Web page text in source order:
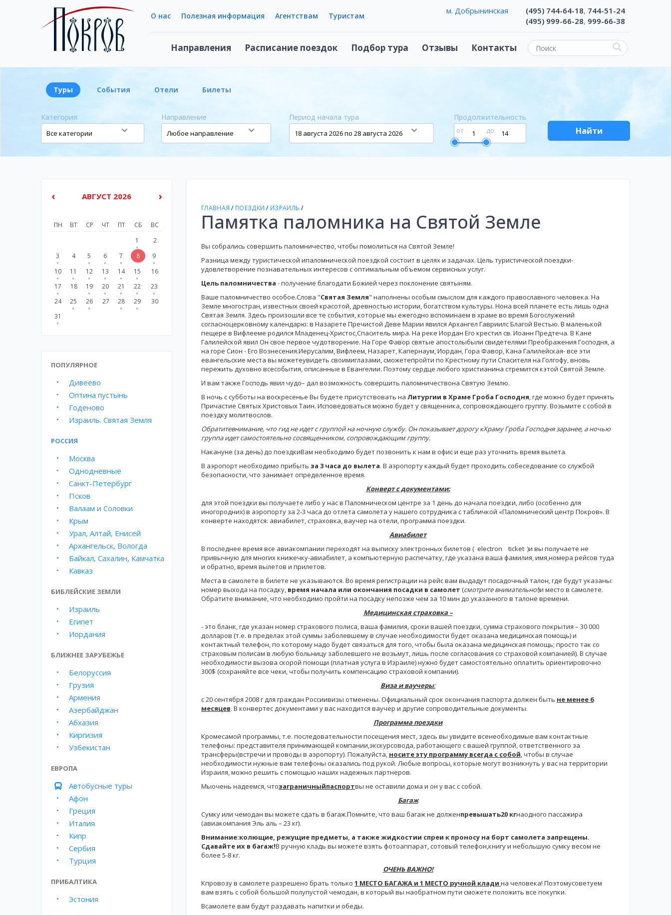
О нас Полезная информация Агентствам Туристам
Направления Расписание поездок Подбор тура Отзывы Контакты
м. Добрынинская (495) 744-64-18, 744-51-24
(495) 999-66-28, 999-66-38
Туры События Отели Билеты
Категория Направление Период начала тура Продолжительность
от до Найти
ГЛАВНАЯ / ПОЕЗДКИ / ИЗРАИЛЬ /
Памятка паломника на Святой Земле
Вы собрались совершить паломничество, чтобы помолиться на Святой Земле!
Разница между туристической ипаломнической поездкой состоит в целях и задачах. Цель туристической поездки-
удовлетворение познавательных интересов с оптимальным объемом сервисных услуг.
Цель паломничества - получение благодати Божией через поклонение святыням.
Ваше паломничество особое.Слова "Святая Земля" наполнены особым смыслом для каждого православного человека. На
Земле многостран, известных своей красотой, древностью истории, богатством культуры. Нона всей планете есть лишь одна
Святая Земля. Здесь произошли все те события, которые мы ежегодно вспоминаем в храме во время Богослужений
согласноцерковному календарю: в Назарете Пречистой Деве Марии явился Архангел Гавриилс Благой Вестью. В маленькой
пещере в Вифлееме родился Младенец-Христос,Спаситель мира. На реке Иордан Его крестил св. Иоанн Предтеча. В Кане
Галилейской явил Он свое первое чудотворение. На Горе Фавор святые апостолыбыли свидетелями Преображения Господня, а
на горе Сион - Его Вознесения.Иерусалим, Вифлеем, Назарет, Капернаум, Иордан, Гора Фавор, Кана Галилейская- все эти
евангельские места вы можетеувидеть своимиглазами, сможетепройти по Крестному пути Спасителя на Голгофу, вновь
пережить духовно всесобытия, описанные в Евангелии. Поэтому сердце любого христианина стремится кэтой Святой Земле.
И вам также Господь явил чудо– дал возможность совершить паломничествона Святую Землю.
В ночь с субботы на воскресенье Вы будете присутствовать на Литургии в Храме Гроба Господня, где можно будет принять
Причастие Святых Христовых Таин. Исповедоваться можно будет у священника, сопровождающего группу. Возьмите с собой в
поездку молитвослов.
Обратитевнимание, что гид не идет с группой на ночную службу. Он показывает дорогу кХраму Гроба Господня заранее, а ночью
группа идет самостоятельно сосвященником, сопровождающим группу.
Накануне (за день) до поездкиВам необходимо будет позвонить к нам в офис и еще раз уточнить время вылета.
В аэропорт необходимо прибыть за 3 часа до вылета. В аэропорту каждый будет проходить собеседование со службой
безопасности, что занимает определенное время.
Конверт с документами:
для этой поездки вы получаете либо у нас в Паломническом центре за 1 день до начала поездки, либо (особенно для
иногородних) в аэропорту за 2-3 часа до отлета самолета у нашего сотрудника с табличкой «Паломнический центр Покров». В
конверте находятся: авиабилет, страховка, ваучер на отели, программа поездки.
Авиабилет
В последнее время все авиакомпании переходят на выписку электронных билетов ( electron ticket )и вы получаете не
привычную для многих книжечку-авиабилет, а компьютерную распечатку, где указана ваша фамилия, имя,номера рейсов туда
и обратно, время вылетов и прилетов.
Места в самолете в билете не указываются. Во время регистрации на рейс вам выдадут посадочный талон, где будут указаны:
номер выхода на посадку, время начала или окончания посадки в самолет (смотрите внимательно!)и место в самолете.
Обратите внимание, что необходимо пройти на посадку непозже чем за 10 мин до указанного в талоне времени.
Медицинская страховка –
- это бланк, где указан номер страхового полиса, ваша фамилия, сроки вашей поездки, сумма страхового покрытия – 30 000
долларов (т.е. в пределах этой суммы заболевшему в случае необходимости будет оказана медицинская помощь) и
контактный телефон, по которому надо будет связаться для того, чтобы была оказана медицинская помощь; просто так со
страховым полисам в любую больницу заболевшего не возьмут, лишь после согласования со страховой компанией). В случае
необходимости вызова скорой помощи (платная услуга в Израиле) нужно будет самостоятельно оплатить ориентировочно
300$ (сохраняйте все чеки, чтобы получить компенсацию страховой компании).
Виза и ваучеры:
с 20 сентября 2008 г для граждан Россиивизы отменены. Официальный срок окончания паспорта должен быть не менее 6
месяцев. В конвертес документами у вас находится ваучер и другие сопроводительные документы.
Программа поездки
Кромесамой программы, т.е. последовательности посещения мест, здесь вы увидите всенеобходимые вам контактные
телефоны: представителя принимающей компании,экскурсовода, работающего с вашей группой, ответственного за
трансферы(встречи и проводы в аэропорту). Пожалуйста, носите эту программу всегда с собой, чтобы в случае
необходимости нужные вам телефоны оказались под рукой. Любые вопросы, которые могут возникнуть у вас на территории
Израиля, можно решить с помощью наших надежных партнеров.
Мыочень надеемся, чтозаграничныйпаспортвы не оставили дома и он у вас с собой.
Багаж
Сумку или чемодан вы можете сдать в багаж.Помните, что ваш багаж не долженпревышать20 кгнаодного пассажира
(авиакомпания Эль аль – 23 кг).
Внимание:колющие, режущие предметы, а также жидкостии спреи к проносу на борт самолета запрещены.
Сдавайте их в багаж!В ручную кладь вы можете взять фотоаппарат, сотовый телефон,книгу и небольшую сумку весом не
более 5-8 кг.
ОЧЕНЬ ВАЖНО!
Кпровозу в самолете разрешено брать только 1 МЕСТО БАГАЖА и 1 МЕСТО ручной клади на человека! Поэтомусоветуем
вам взять с собой большой полупустой чемодан, в который вы наобратном пути сможете положить все покупки.
Всамолете вам будут раздавать напитки и обеды.
‹ АВГУСТ 2026 ›
ПН ВТ СР ЧТ ПТ СБ
ВС
1
2
3
4 5 6 7 8
9
10
11 12 13 14 15
16
17
18 19 20 21 22
23
24
25 26 27 28 29
30
31
ПОПУЛЯРНОЕ
Дивеево
Оптина пустынь
Годеново
Израиль. Святая Земля
РОССИЯ
Москва
Однодневные
Санкт-Петербург
Псков
Валаам и Соловки
Крым
Урал, Алтай, Енисей
Архангельск, Вологда
Байкал, Сахалин, Камчатка
Кавказ
БИБЛЕЙСКИЕ ЗЕМЛИ
Израиль
Египет
Иордания
БЛИЖНЕЕ ЗАРУБЕЖЬЕ
Белоруссия
Грузия
Армения
Азербайджан
Абхазия
Киргизия
Узбекистан
ЕВРОПА
Автобусные туры
Афон
Греция
Италия
Кипр
Сербия
Турция
ПРИБАЛТИКА
Эстония